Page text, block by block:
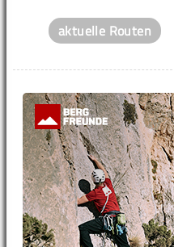
aktuelle Routen